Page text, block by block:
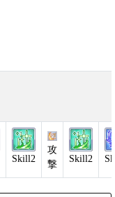
Skill2
攻
撃
Skill2